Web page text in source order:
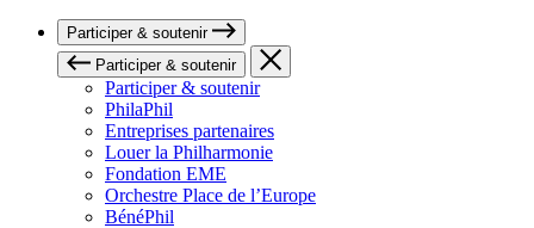
Participer & soutenir
Participer & soutenir
Participer & soutenir
PhilaPhil
Entreprises partenaires
Louer la Philharmonie
Fondation EME
Orchestre Place de l’Europe
BénéPhil